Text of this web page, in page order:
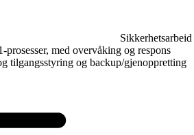
Sikkerhetsarbeid
prosesser, med overvåking og respons
tilgangsstyring og backup/gjenoppretting